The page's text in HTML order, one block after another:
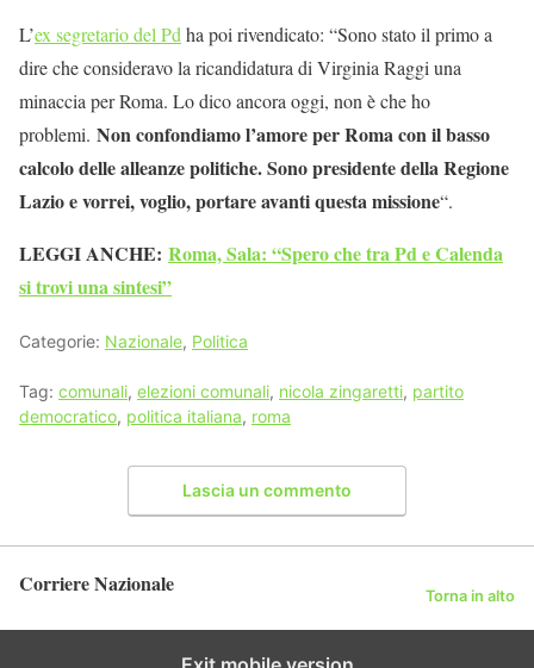
L’ex segretario del Pd ha poi rivendicato: “Sono stato il primo a
dire che consideravo la ricandidatura di Virginia Raggi una
minaccia per Roma. Lo dico ancora oggi, non è che ho
problemi. Non confondiamo l’amore per Roma con il basso
calcolo delle alleanze politiche. Sono presidente della Regione
Lazio e vorrei, voglio, portare avanti questa missione“.
LEGGI ANCHE: Roma, Sala: “Spero che tra Pd e Calenda
si trovi una sintesi”
Categorie: Nazionale, Politica
Tag: comunali, elezioni comunali, nicola zingaretti, partito
democratico, politica italiana, roma
Lascia un commento
Corriere Nazionale Torna in alto